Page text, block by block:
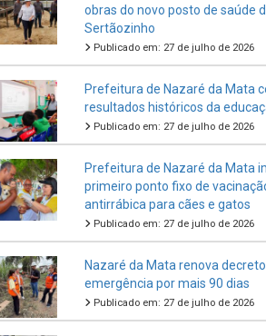
obras do novo posto de saúde
Sertãozinho
Publicado em: 27 de julho de 2026
Prefeitura de Nazaré da Mata
resultados históricos da
Publicado em: 27 de julho de 2026
Prefeitura de Nazaré da Mata
primeiro ponto fixo de
antirrábica para cães e gatos
Publicado em: 27 de julho de 2026
Nazaré da Mata renova
emergência por mais 90 dias
Publicado em: 27 de julho de 2026